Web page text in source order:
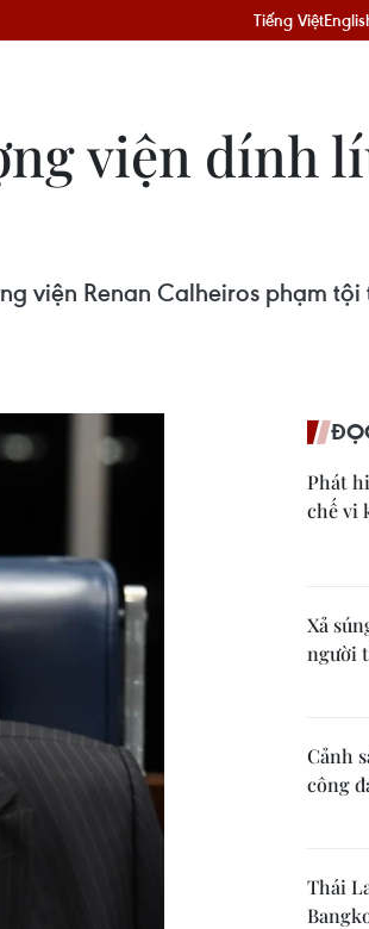
Tiếng Việt
viện dính
viện Renan Calheiros phạm
Phát
chế vi
Xả
người
Cảnh
công
Thái